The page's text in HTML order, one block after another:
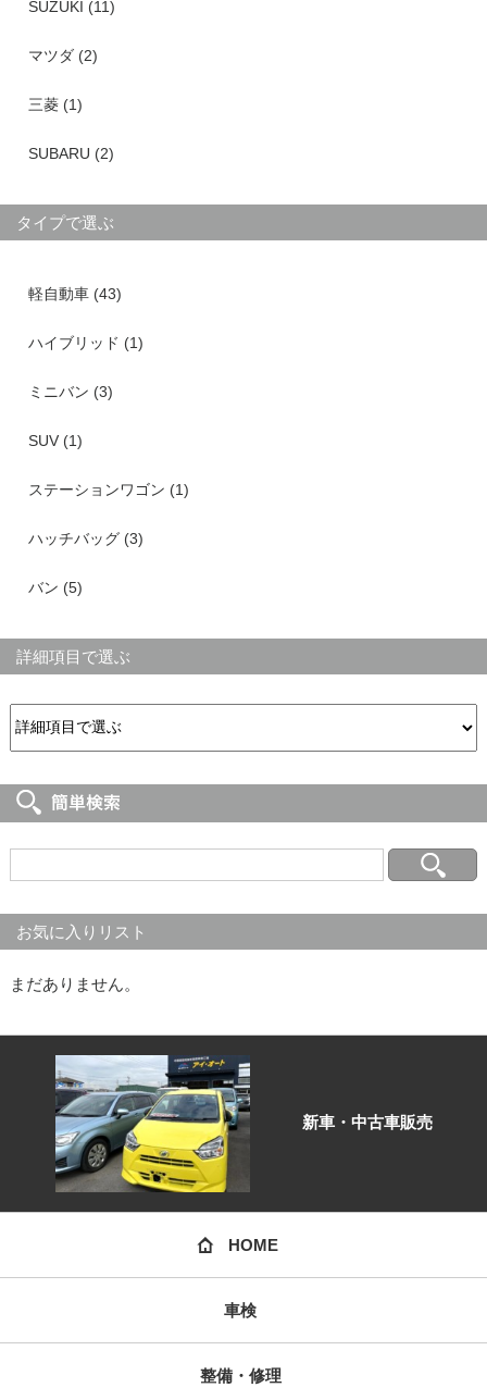
SUZUKI (11)
マツダ (2)
三菱 (1)
SUBARU (2)
タイプで選ぶ
軽自動車 (43)
ハイブリッド (1)
ミニバン (3)
SUV (1)
ステーションワゴン (1)
ハッチバッグ (3)
バン (5)
詳細項目で選ぶ
お気に入りリスト
まだありません。
新車・中古車販売
HOME
車検
整備・修理